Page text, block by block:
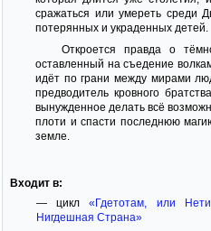
сражаться или умереть среди
потерянных и украденных детей.
Откроется правда о
оставленный на съедение
идёт по грани между мирами
предводитель кровного
вынужденное делать всё
плоти и спасти последнюю
земле.
Входит в:
— цикл«Гдетотам, или
Нигдешная Страна»